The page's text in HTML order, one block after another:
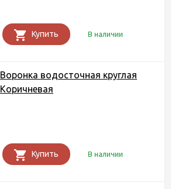
Купить В наличии
Воронка водосточная круглая
Коричневая
Купить В наличии